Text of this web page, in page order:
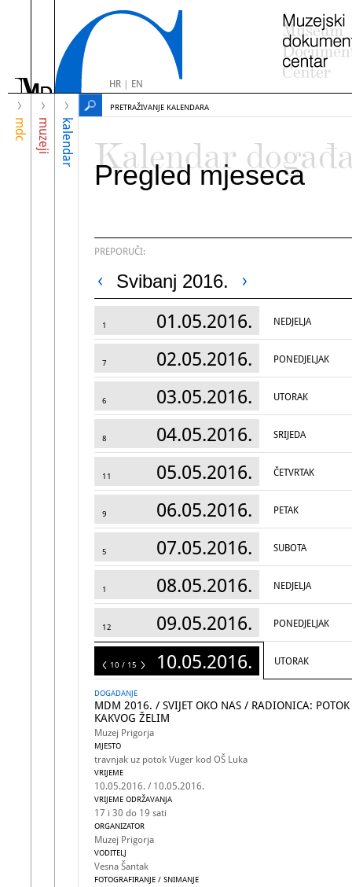
HR| EN
mdc muzeji kalendar
PRETRAŽIVANJE KALENDARA
Kalendar
Pregled mjeseca
PREPORUČI:
Svibanj 2016.
1 01.05.2016. NEDJELJA
7 02.05.2016. PONEDJELJAK
6 03.05.2016. UTORAK
8 04.05.2016. SRIJEDA
11 05.05.2016. ČETVRTAK
9 06.05.2016. PETAK
5 07.05.2016. SUBOTA
1 08.05.2016. NEDJELJA
12 09.05.2016. PONEDJELJAK
15 10.05.2016. UTORAK
10 / 15
DOGADANJE
MDM 2016. / SVIJET OKO NAS / RADIONICA: POTOK
KAKVOG ŽELIM
Muzej Prigorja
MJESTO
travnjak uz potok Vuger kod OŠ Luka
VRIJEME
10.05.2016. / 10.05.2016.
VRIJEME ODRŽAVANJA
17 i 30 do 19 sati
ORGANIZATOR
Muzej Prigorja
VODITELJ
Vesna Šantak
FOTOGRAFIRANJE / SNIMANJE